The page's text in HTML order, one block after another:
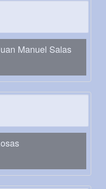
Manuel Salas